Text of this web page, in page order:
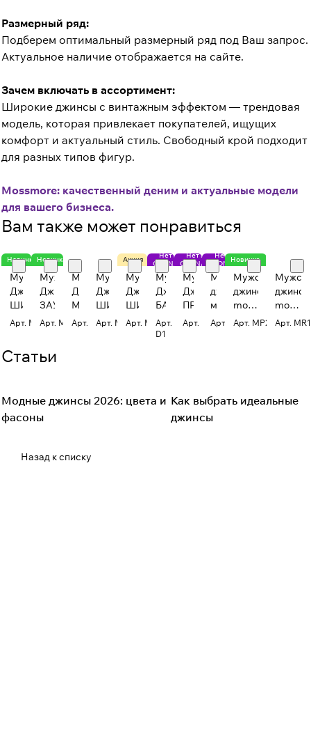
Размерный ряд:
Подберем оптимальный размерный ряд под Ваш запрос.
Актуальное наличие отображается на сайте.
Зачем включать в ассортимент:
Широкие джинсы с винтажным эффектом — трендовая
модель, которая привлекает покупателей, ищущих
комфорт и актуальный стиль. Свободный крой подходит
для разных типов фигур.
Mossmore: качественный деним и актуальные модели
для вашего бизнеса.
Вам также может понравиться
Новинка
Мужские
Джинсы
ШИРОКИЕ
Арт. MR2580T
Новинка
Мужские
Джинсы
ЗАУЖЕННЫЕ
Арт. MR2672
Мужские
Джинсы
Mom
Арт. MR760
Мужские
Джинсы
ШИРОКИЕ
Арт. MR2719
Акция
Мужские
Джинсы
ШИРОКИЕ
Арт. MR2708F
Нет на
OZON/WB
Мужские
Джинсы
БАРРЕЛ
Арт.
FDN0711-
D1
Нет на
OZON/WB
Мужские
Джинсы
ПРЯМЫЕ
Арт. MR2685
Нет на
OZON/WB
Мужские
джинсы
мом
Арт. MT027
Новинка
Мужские
джинсы
mom
на
Арт. MP202M
джинсы
mom
со
Арт.
Статьи
Fashion Denim
Модные джинсы 2026: цвета и
фасоны
Советы покупателям
Как выбрать идеальные
джинсы
Назад к списку